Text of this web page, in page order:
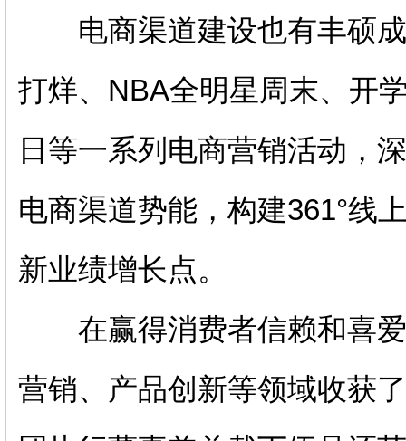
电商渠道建设也有丰硕成
打烊、NBA全明星周末、开
日等一系列电商营销活动，
电商渠道势能，构建361°线
新业绩增长点。
在赢得消费者信赖和喜爱
营销、产品创新等领域收获